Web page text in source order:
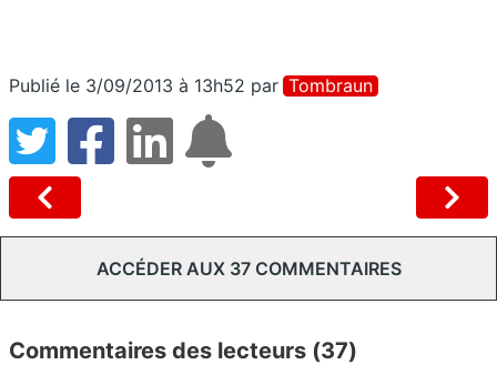
Publié le 3/09/2013 à 13h52 par Tombraun
ACCÉDER AUX 37 COMMENTAIRES
Commentaires des lecteurs (37)